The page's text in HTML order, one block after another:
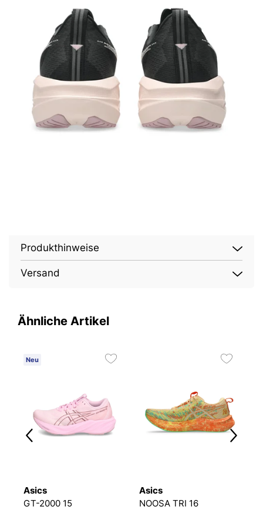
Produkthinweise
Versand
Ähnliche Artikel
Neu
Asics
GT-2000 15
Asics
NOOSA TRI 16